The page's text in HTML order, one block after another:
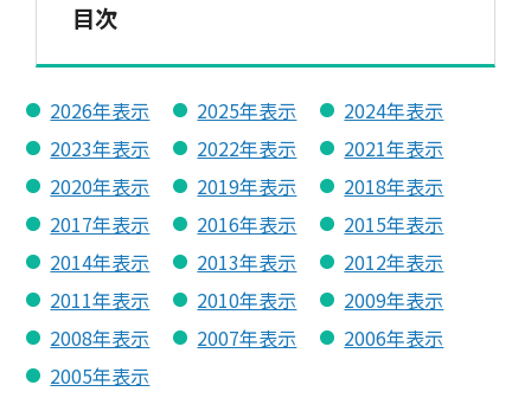
目次
2026年表示 2025年表示
2024年表示
2023年表示
2022年表示
2021年表示
2020年表示
2019年表示
2018年表示
2017年表示
2016年表示
2015年表示
2014年表示
2013年表示
2012年表示
2011年表示
2010年表示
2009年表示
2008年表示
2007年表示
2006年表示
2005年表示